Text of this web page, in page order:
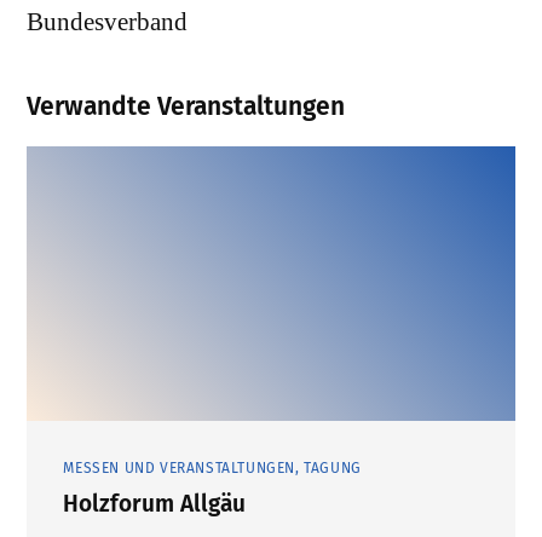
Bundesverband
Verwandte Veranstaltungen
MESSEN UND VERANSTALTUNGEN, TAGUNG
Holzforum Allgäu